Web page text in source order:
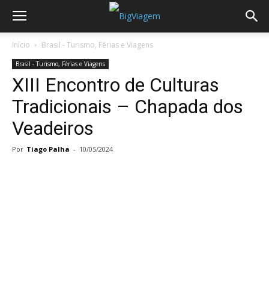
Início Brasil - Turismo, Férias e Viagens
Brasil - Turismo, Férias e Viagens
XIII Encontro de Culturas
Tradicionais – Chapada dos
Veadeiros
Por Tiago Palha - 10/05/2024